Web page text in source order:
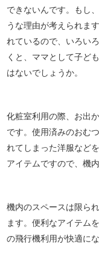
できないんです。もし
うな理由が考えられま
れているので、いろい
くと、ママとして子ど
はないでしょうか。
化粧室利用の際、お出
です。使用済みのおむ
れてしまった洋服など
アイテムですので、機
機内のスペースは限ら
ます。便利なアイテム
の飛行機利用が快適に